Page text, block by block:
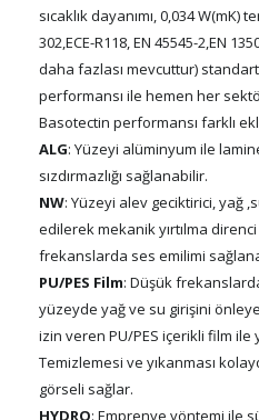
sıcaklık dayanımı, 0,034 W(mK)
302,ECE-R118, EN 45545-2,EN
daha fazlası mevcuttur)
performansı ile hemen her
Basotectin performansı farklı
ALG: Yüzeyi alüminyum ile
sızdırmazlığı sağlanabilir.
NW: Yüzeyi alev geciktirici, yağ
edilerek mekanik yırtılma
frekanslarda ses emilimi
PU/PES Film: Düşük
yüzeyde yağ ve su girişini
izin veren PU/PES içerikli film
Temizlemesi ve yıkanması
görseli sağlar.
HYDRO: Emprenye yöntemi ile